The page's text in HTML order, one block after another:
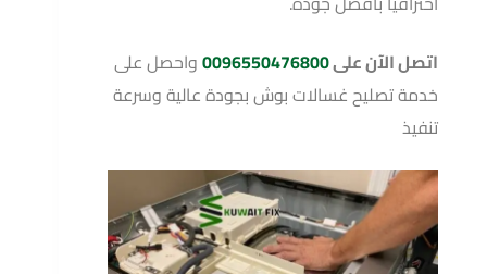
اتصل الآن على0096550476800واحصل على
خدمة تصليح غسالات بوش بجودة عالية وسرعة
تنفيذ